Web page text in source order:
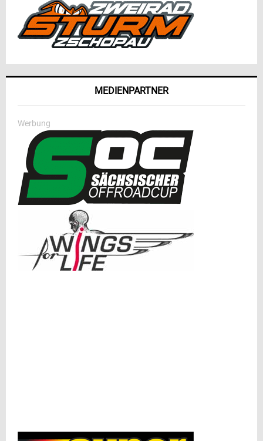
MEDIENPARTNER
Werbung